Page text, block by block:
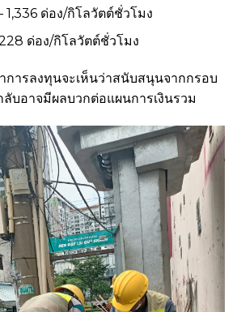
1,336 ด่อง/กิโลวัตต์ชั่วโมง
ด่อง/กิโลวัตต์ชั่วโมง
ารลงทุนจะเห็นว่าสนับสนุนจากกรอบ
บอาจมีผลบวกต่อแผนการเงินรวม